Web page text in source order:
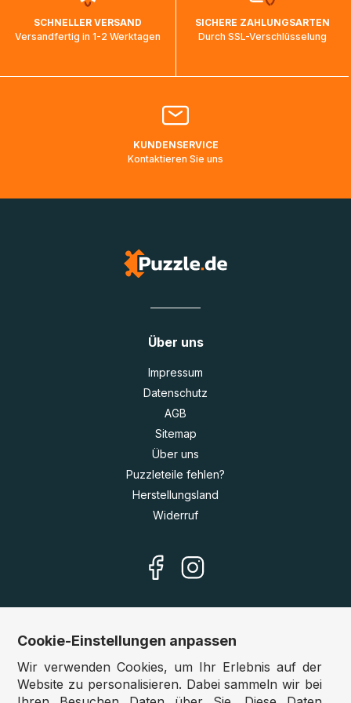
ankommen und von der dortigen Zustellorganisation weiter
bearbeitet werden.
Bitte kontaktieren Sie denKundenservicefalls Ihr Paket
Lieferadressen in Deutschland oder Europa mehrere Tage
SCHNELLER VERSAND
Versandfertig in 1-2 Werktagen
SICHERE ZAHLUNGSARTEN
Durch SSL-Verschlüsselung
KUNDENSERVICE
Kontaktieren Sie uns
Über uns
Impressum
Datenschutz
AGB
Sitemap
Über uns
Puzzleteile fehlen?
Herstellungsland
Widerruf
Unsere Shops
Deutschland:www.puzzle.de
Cookie-Einstellungen anpassen
Wir verwenden Cookies, um Ihr Erlebnis auf der
Website zu personalisieren. Dabei sammeln wir bei